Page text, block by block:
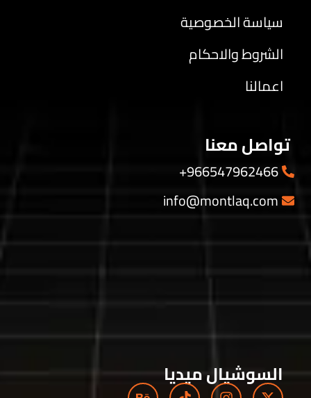
سياسة الخصوصية
الشروط والاحكام
اعمالنا
تواصل معنا
966547962466+
info@montlaq.com
السوشيال ميديا